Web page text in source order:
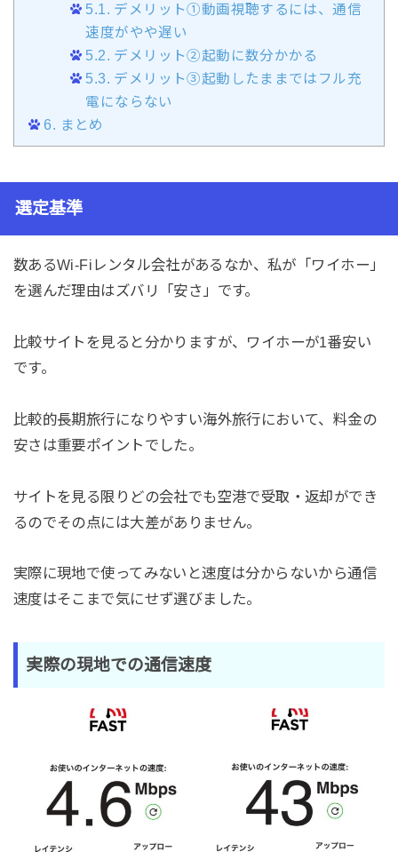
5.1. デメリット①動画視聴するには、通信
速度がやや遅い
5.2. デメリット②起動に数分かかる
5.3. デメリット③起動したままではフル充
電にならない
6. まとめ
選定基準
数あるWi-Fiレンタル会社があるなか、私が「ワイホー」
を選んだ理由はズバリ「安さ」です。
比較サイトを見ると分かりますが、ワイホーが1番安い
です。
比較的長期旅行になりやすい海外旅行において、料金の
安さは重要ポイントでした。
サイトを見る限りどの会社でも空港で受取・返却ができ
るのでその点には大差がありません。
実際に現地で使ってみないと速度は分からないから通信
速度はそこまで気にせず選びました。
実際の現地での通信速度